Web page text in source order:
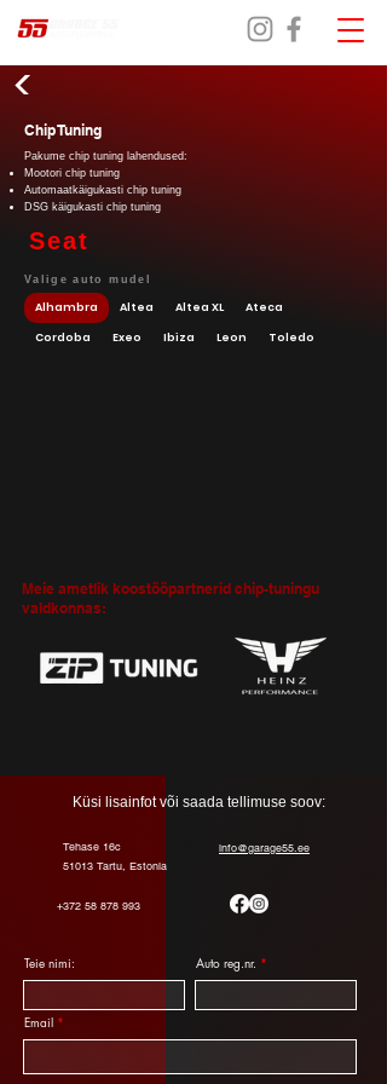
Chip Tuning
Pakume chip tuning lahendused:
Mootori chip tuning
Automaatkäigukasti chip tuning
DSG käigukasti chip tuning
Seat
Valige auto mudel
Alhambra Altea Altea XL Ateca
Cordoba Exeo Ibiza Leon Toledo
Meie ametlik koostööpartnerid chip-tuningu
valdkonnas:
Küsi lisainfot või saada tellimuse soov:
Tehase 16c
51013 Tartu, Estonia
info@garage55.ee
+372 58 878 993
Teie nimi: Auto reg.nr.
Email